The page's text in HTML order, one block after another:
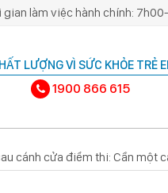
gian làm việc hành chính:
LƯỢNG VÌ SỨC KHỎE TRẺ
1900 866 615
cánh cửa điểm thi: Cần một